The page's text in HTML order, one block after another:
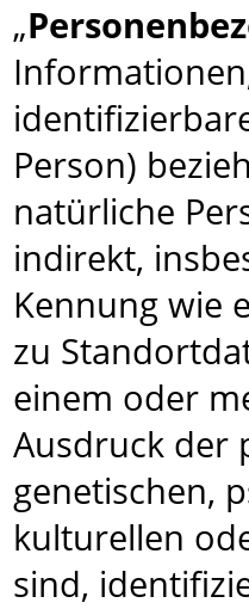
„
Person)
natürliche
indirekt,
Kennung wie
zu
einem oder
Ausdruck der
genetischen,
kulturellen
sind,